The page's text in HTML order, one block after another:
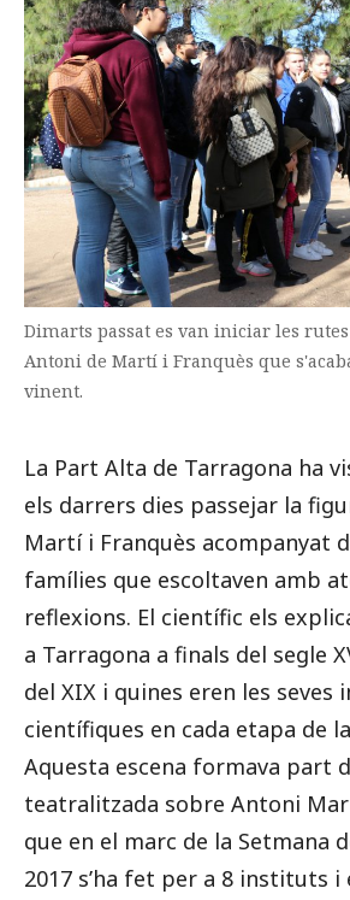
CATALÀ ESPAÑOL
Dimarts passat es van iniciar les
Antoni de Martí i Franquès que
vinent.
La Part Alta de Tarragona ha
els darrers dies passejar la
Martí i Franquès acompanyat
famílies que escoltaven amb
reflexions. El científic els
a Tarragona a finals del segle
del XIX i quines eren les seves
científiques en cada etapa de
Aquesta escena formava part
teatralitzada sobre Antoni
que en el marc de la Setmana
2017 s’ha fet per a 8 instituts i